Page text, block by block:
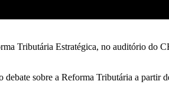
Tributária Estratégica, no auditório do
sobre a Reforma Tributária a partir